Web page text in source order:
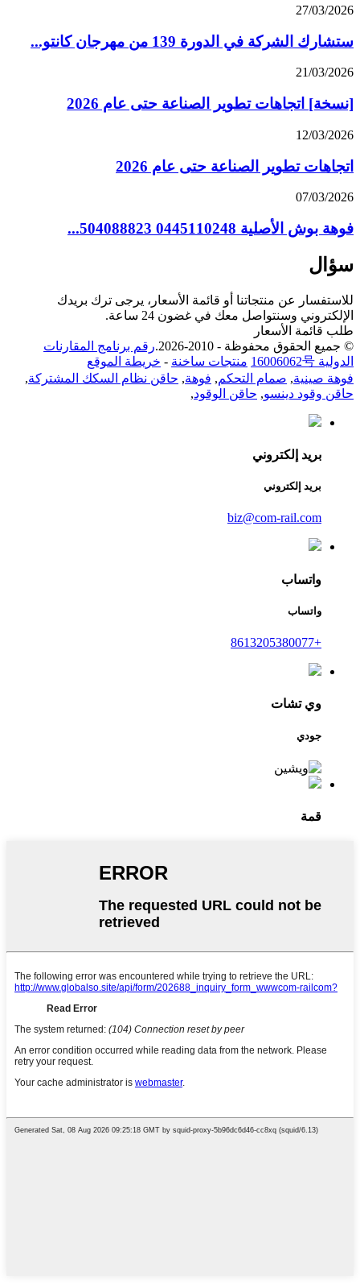
27/03/2026
ستشارك الشركة في الدورة 139 من مهرجان كانتو...
21/03/2026
[نسخة] اتجاهات تطوير الصناعة حتى عام 2026
12/03/2026
اتجاهات تطوير الصناعة حتى عام 2026
07/03/2026
فوهة بوش الأصلية 0445110248 504088823...
سؤال
للاستفسار عن منتجاتنا أو قائمة الأسعار، يرجى ترك بريدك
الإلكتروني وسنتواصل معك في غضون 24 ساعة.
طلب قائمة الأسعار
© جميع الحقوق محفوظة - 2010-2026.
رقم برنامج المقارنات
الدولية 16006062号
منتجات ساخنة - خريطة الموقع
فوهة صينية, صمام التحكم, فوهة, حاقن نظام السكك المشتركة,
حاقن وقود دينسو, حاقن الوقود,
بريد إلكتروني
بريد إلكتروني
biz@com-rail.com
واتساب
واتساب
+8613205380077
وي تشات
جودي
قمة